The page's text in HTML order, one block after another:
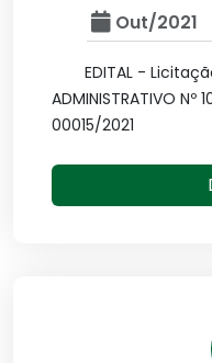
Out/2021
EDITAL -
ADMINISTRATIVO Nº
00015/2021